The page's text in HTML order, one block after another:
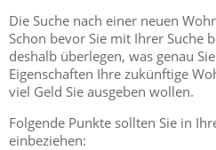
Die Suche nach einer neuen
Schon bevor Sie mit Ihrer Suche
deshalb überlegen, was genau
Eigenschaften Ihre zukünftige
viel Geld Sie ausgeben wollen.
Folgende Punkte sollten Sie in
einbeziehen: